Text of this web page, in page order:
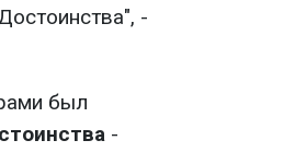
-
был
-